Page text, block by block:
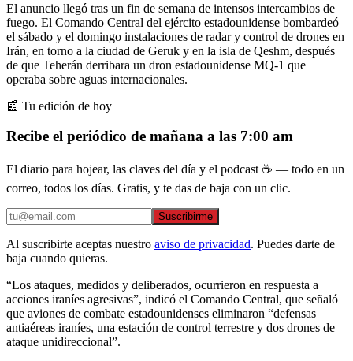
El anuncio llegó tras un fin de semana de intensos intercambios de
fuego. El Comando Central del ejército estadounidense bombardeó
el sábado y el domingo instalaciones de radar y control de drones en
Irán, en torno a la ciudad de Geruk y en la isla de Qeshm, después
de que Teherán derribara un dron estadounidense MQ-1 que
operaba sobre aguas internacionales.
📰 Tu edición de hoy
Recibe el periódico de mañana a las 7:00 am
El diario para hojear, las claves del día y el podcast ☕ — todo en un
correo, todos los días. Gratis, y te das de baja con un clic.
Suscribirme
Al suscribirte aceptas nuestro aviso de privacidad. Puedes darte de
baja cuando quieras.
“Los ataques, medidos y deliberados, ocurrieron en respuesta a
acciones iraníes agresivas”, indicó el Comando Central, que señaló
que aviones de combate estadounidenses eliminaron “defensas
antiaéreas iraníes, una estación de control terrestre y dos drones de
ataque unidireccional”.